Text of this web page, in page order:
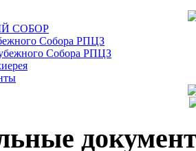
СОБОР
Собора РПЦЗ
Собора РПЦЗ